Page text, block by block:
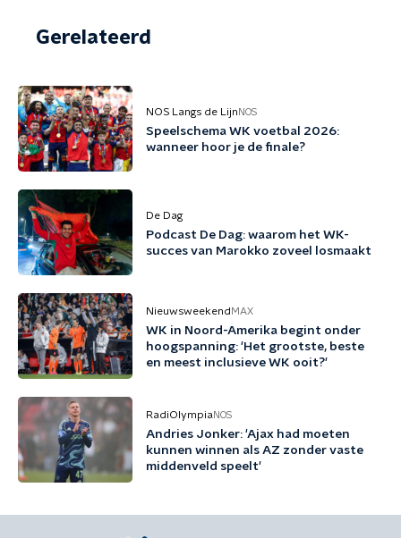
Gerelateerd
NOS Langs de Lijn NOS
Speelschema WK voetbal 2026:
wanneer hoor je de finale?
De Dag
Podcast De Dag: waarom het WK-
succes van Marokko zoveel losmaakt
Nieuwsweekend MAX
WK in Noord-Amerika begint onder
hoogspanning: 'Het grootste, beste
en meest inclusieve WK ooit?'
RadiOlympia NOS
Andries Jonker: 'Ajax had moeten
kunnen winnen als AZ zonder vaste
middenveld speelt'